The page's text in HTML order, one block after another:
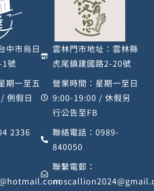
中市烏日
號
期一至五
例假日
2336
雲林門市地址：雲林縣
虎尾鎮建國路2-20號
營業時間：星期一至日
9:00-19:00 / 休假另
行公告至FB
聯絡電話：0989-
840050
聯繫電郵：